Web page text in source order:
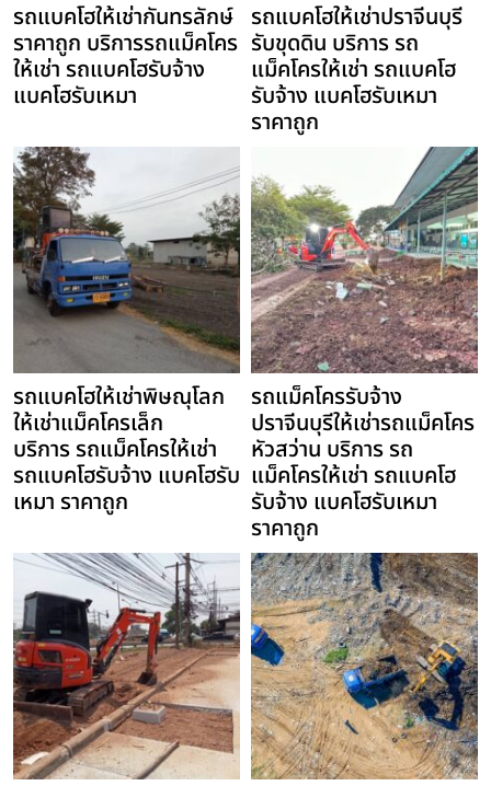
รถแบคโฮให้เช่ากันทรลักษ์
ราคาถูก บริการรถแม็คโคร
ให้เช่า รถแบคโฮรับจ้าง
แบคโฮรับเหมา
รถแบคโฮให้เช่าปราจีนบุรี
รับขุดดิน บริการ รถ
แม็คโครให้เช่า รถแบคโฮ
รับจ้าง แบคโฮรับเหมา
ราคาถูก
รถแบคโฮให้เช่าพิษณุโลก
ให้เช่าแม็คโครเล็ก
บริการ รถแม็คโครให้เช่า
รถแบคโฮรับจ้าง แบคโฮรับ
เหมา ราคาถูก
รถแม็คโครรับจ้าง
ปราจีนบุรีให้เช่ารถแม็คโคร
หัวสว่าน บริการ รถ
แม็คโครให้เช่า รถแบคโฮ
รับจ้าง แบคโฮรับเหมา
ราคาถูก